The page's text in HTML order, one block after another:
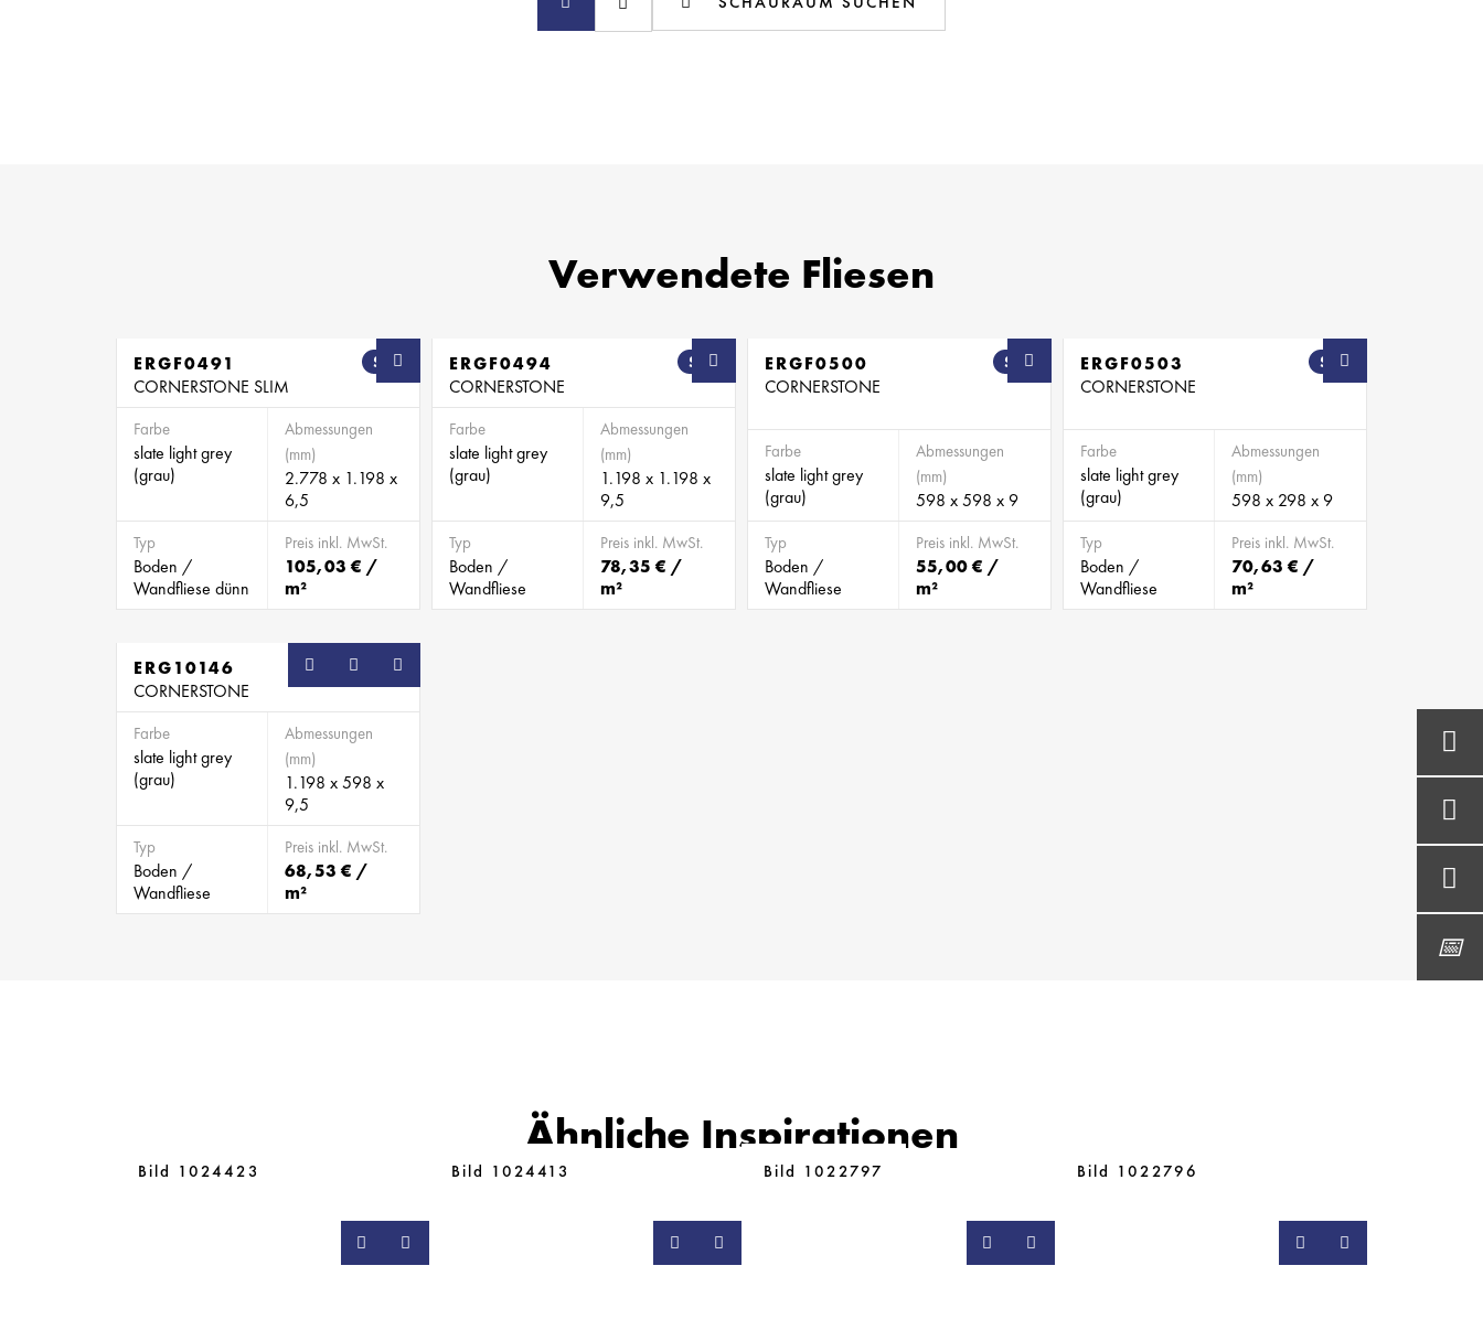
Verwendete Fliesen
SB
ERGF0491
CORNERSTONE SLIM
Farbe
slate light grey
(grau)
Abmessungen
(mm)
2.778 x 1.198 x
6,5
Typ
Boden /
Wandfliese dünn
Preis inkl. MwSt.
105,03 € /
m²
SB
ERGF0494
CORNERSTONE
Farbe
slate light grey
(grau)
Abmessungen
(mm)
1.198 x 1.198 x
9,5
Typ
Boden /
Wandfliese
Preis inkl. MwSt.
78,35 € /
m²
SB
ERGF0500
CORNERSTONE
Farbe
slate light grey
(grau)
Abmessungen
(mm)
598 x 598 x 9
Typ
Boden /
Wandfliese
Preis inkl. MwSt.
55,00 € /
m²
SB
ERGF0503
CORNERSTONE
Farbe
slate light grey
(grau)
Abmessungen
(mm)
598 x 298 x 9
Typ
Boden /
Wandfliese
Preis inkl. MwSt.
70,63 € /
m²
ERG10146
CORNERSTONE
Farbe
slate light grey
(grau)
Abmessungen
(mm)
1.198 x 598 x
9,5
Typ
Boden /
Wandfliese
Preis inkl. MwSt.
68,53 € /
m²
Ähnliche Inspirationen
Bild 1024423 Bild 1024413 Bild 1022797 Bild 1022796